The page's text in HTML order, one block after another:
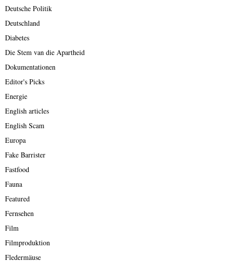
Deutsche Politik
Deutschland
Diabetes
Die Stem van die Apartheid
Dokumentationen
Editor's Picks
Energie
English articles
English Scam
Europa
Fake Barrister
Fastfood
Fauna
Featured
Fernsehen
Film
Filmproduktion
Fledermäuse